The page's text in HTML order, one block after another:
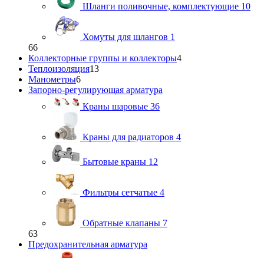
Шланги поливочные, комплектующие 10
Хомуты для шлангов 1
66
Коллекторные группы и коллекторы4
Теплоизоляция13
Манометры6
Запорно-регулирующая арматура
Краны шаровые 36
Краны для радиаторов 4
Бытовые краны 12
Фильтры сетчатые 4
Обратные клапаны 7
63
Предохранительная арматура